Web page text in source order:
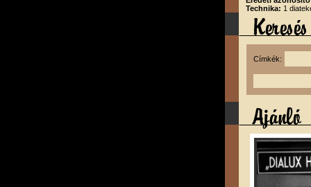
Technika: 1
Címkék: